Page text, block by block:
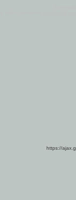
https://